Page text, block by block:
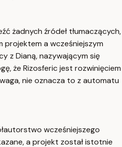
żadnych źródeł tłumaczących,
projektem a wcześniejszym
z Dianą, nazywającym się
że Rizosferic jest rozwinięciem
nie oznacza to z automatu
wcześniejszego
a projekt został istotnie